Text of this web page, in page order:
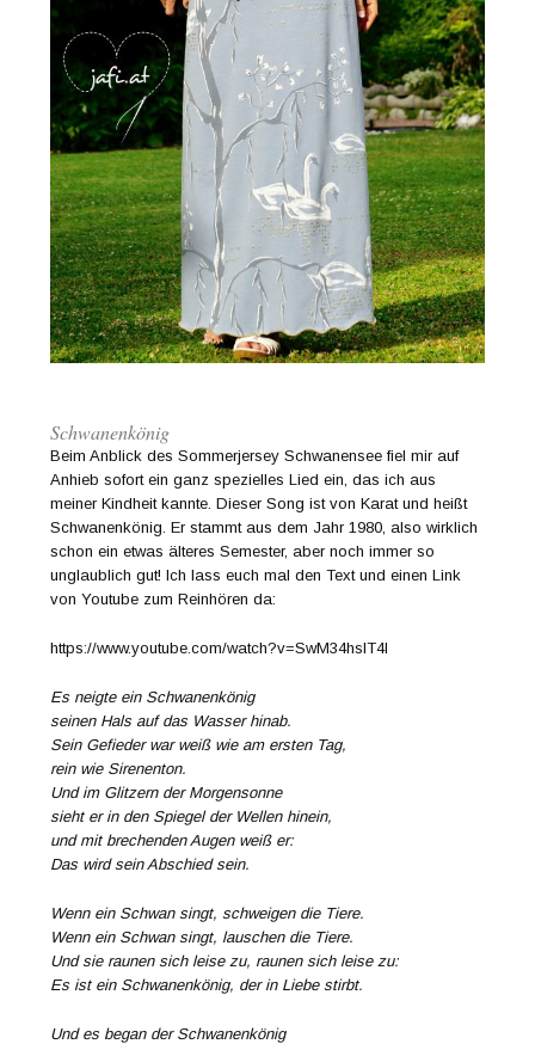
Schwanenkönig
Beim Anblick des Sommerjersey Schwanensee fiel mir auf
Anhieb sofort ein ganz spezielles Lied ein, das ich aus
meiner Kindheit kannte. Dieser Song ist von Karat und heißt
Schwanenkönig. Er stammt aus dem Jahr 1980, also wirklich
schon ein etwas älteres Semester, aber noch immer so
unglaublich gut! Ich lass euch mal den Text und einen Link
von Youtube zum Reinhören da:
https://www.youtube.com/watch?v=SwM34hslT4I
Es neigte ein Schwanenkönig
seinen Hals auf das Wasser hinab.
Sein Gefieder war weiß wie am ersten Tag,
rein wie Sirenenton.
Und im Glitzern der Morgensonne
sieht er in den Spiegel der Wellen hinein,
und mit brechenden Augen weiß er:
Das wird sein Abschied sein.
Wenn ein Schwan singt, schweigen die Tiere.
Wenn ein Schwan singt, lauschen die Tiere.
Und sie raunen sich leise zu, raunen sich leise zu:
Es ist ein Schwanenkönig, der in Liebe stirbt.
Und es began der Schwanenkönig